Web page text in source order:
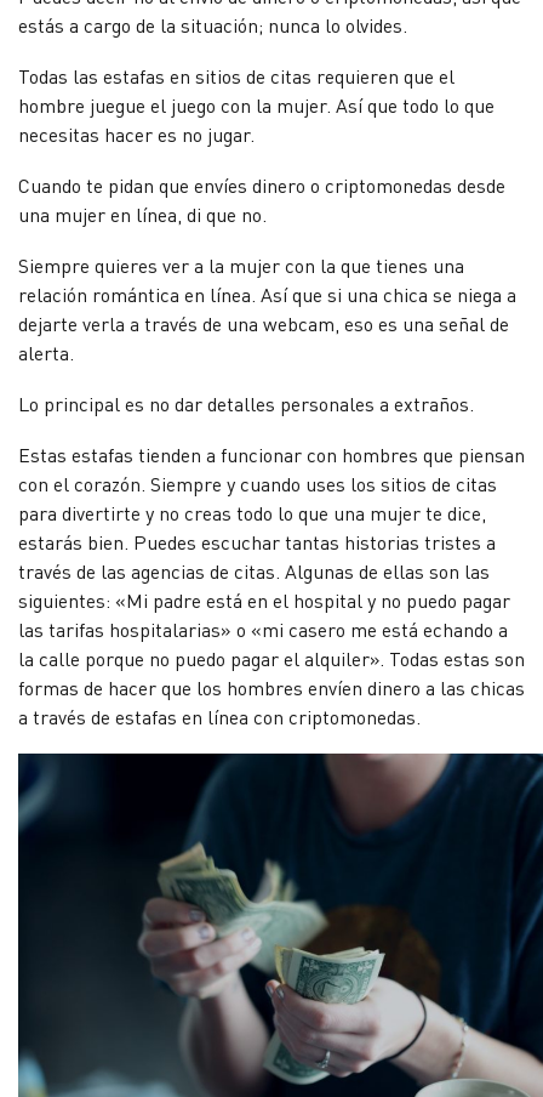
estás a cargo de la situación; nunca lo olvides.
Todas las estafas en sitios de citas requieren que el
hombre juegue el juego con la mujer. Así que todo lo que
necesitas hacer es no jugar.
Cuando te pidan que envíes dinero o criptomonedas desde
una mujer en línea, di que no.
Siempre quieres ver a la mujer con la que tienes una
relación romántica en línea. Así que si una chica se niega a
dejarte verla a través de una webcam, eso es una señal de
alerta.
Lo principal es no dar detalles personales a extraños.
Estas estafas tienden a funcionar con hombres que piensan
con el corazón. Siempre y cuando uses los sitios de citas
para divertirte y no creas todo lo que una mujer te dice,
estarás bien. Puedes escuchar tantas historias tristes a
través de las agencias de citas. Algunas de ellas son las
siguientes: «Mi padre está en el hospital y no puedo pagar
las tarifas hospitalarias» o «mi casero me está echando a
la calle porque no puedo pagar el alquiler». Todas estas son
formas de hacer que los hombres envíen dinero a las chicas
a través de estafas en línea con criptomonedas.